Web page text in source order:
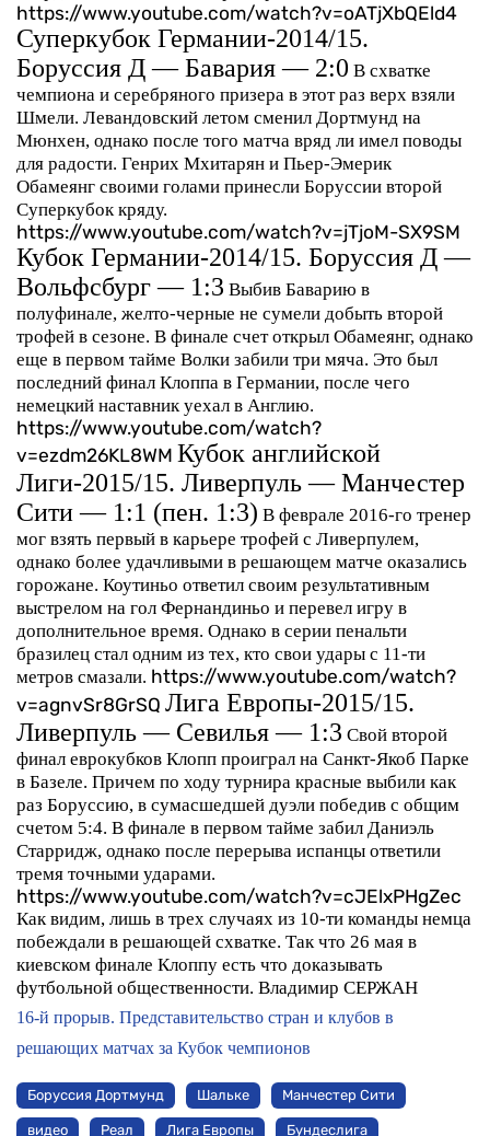
https://www.youtube.com/watch?v=oATjXbQEld4
Суперкубок Германии-2014/15.
Боруссия Д — Бавария — 2:0 В схватке
чемпиона и серебряного призера в этот раз верх взяли
Шмели. Левандовский летом сменил Дортмунд на
Мюнхен, однако после того матча вряд ли имел поводы
для радости. Генрих Мхитарян и Пьер-Эмерик
Обамеянг своими голами принесли Боруссии второй
Суперкубок кряду.
https://www.youtube.com/watch?v=jTjoM-SX9SM
Кубок Германии-2014/15. Боруссия Д —
Вольфсбург — 1:3 Выбив Баварию в
полуфинале, желто-черные не сумели добыть второй
трофей в сезоне. В финале счет открыл Обамеянг, однако
еще в первом тайме Волки забили три мяча. Это был
последний финал Клоппа в Германии, после чего
немецкий наставник уехал в Англию.
https://www.youtube.com/watch?
v=ezdm26KL8WM Кубок английской
Лиги-2015/15. Ливерпуль — Манчестер
Сити — 1:1 (пен. 1:3) В феврале 2016-го тренер
мог взять первый в карьере трофей с Ливерпулем,
однако более удачливыми в решающем матче оказались
горожане. Коутиньо ответил своим результативным
выстрелом на гол Фернандиньо и перевел игру в
дополнительное время. Однако в серии пенальти
бразилец стал одним из тех, кто свои удары с 11-ти
метров смазали. https://www.youtube.com/watch?
v=agnvSr8GrSQ Лига Европы-2015/15.
Ливерпуль — Севилья — 1:3 Свой второй
финал еврокубков Клопп проиграл на Санкт-Якоб Парке
в Базеле. Причем по ходу турнира красные выбили как
раз Боруссию, в сумасшедшей дуэли победив с общим
счетом 5:4. В финале в первом тайме забил Даниэль
Старридж, однако после перерыва испанцы ответили
тремя точными ударами.
https://www.youtube.com/watch?v=cJElxPHgZec
Как видим, лишь в трех случаях из 10-ти команды немца
побеждали в решающей схватке. Так что 26 мая в
киевском финале Клоппу есть что доказывать
футбольной общественности. Владимир СЕРЖАН
16-й прорыв. Представительство стран и клубов в
решающих матчах за Кубок чемпионов
Боруссия Дортмунд Шальке Манчестер Сити
видео Реал Лига Европы Бундеслига